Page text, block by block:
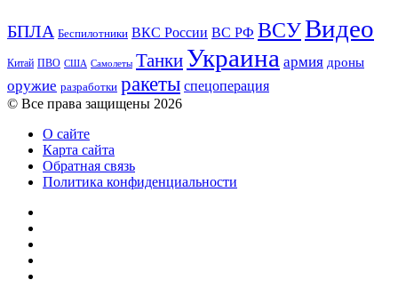
БПЛА Беспилотники ВКС России ВС РФ ВСУВидео
Китай ПВО США Самолеты Танки Украина армия дроны
оружие разработки ракеты спецоперация
© Все права защищены 2026
О сайте
Карта сайта
Обратная связь
Политика конфиденциальности